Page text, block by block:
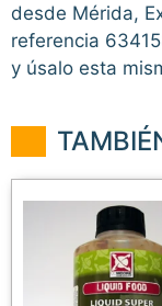
desde Mérida,
referencia
y úsalo esta